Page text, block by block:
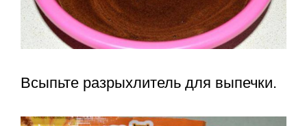
Всыпьте разрыхлитель для выпечки.